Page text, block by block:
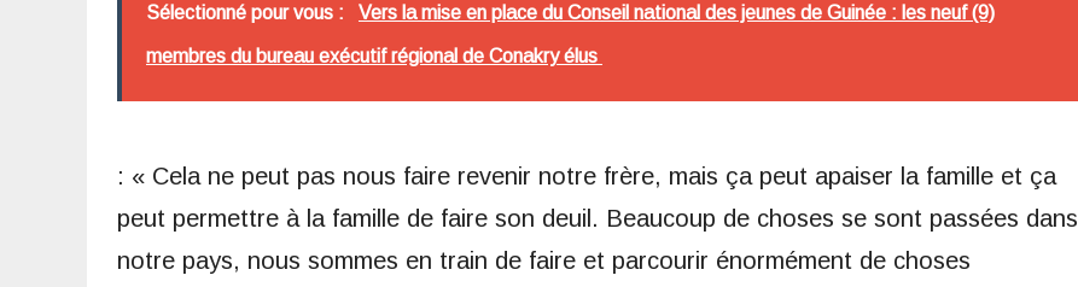
Sélectionné pour vous : Vers la mise en place du Conseil national des jeunes de Guinée : les neuf (9)
membres du bureau exécutif régional de Conakry élus
: « Cela ne peut pas nous faire revenir notre frère, mais ça peut apaiser la famille et ça
peut permettre à la famille de faire son deuil. Beaucoup de choses se sont passées dans
notre pays, nous sommes en train de faire et parcourir énormément de choses